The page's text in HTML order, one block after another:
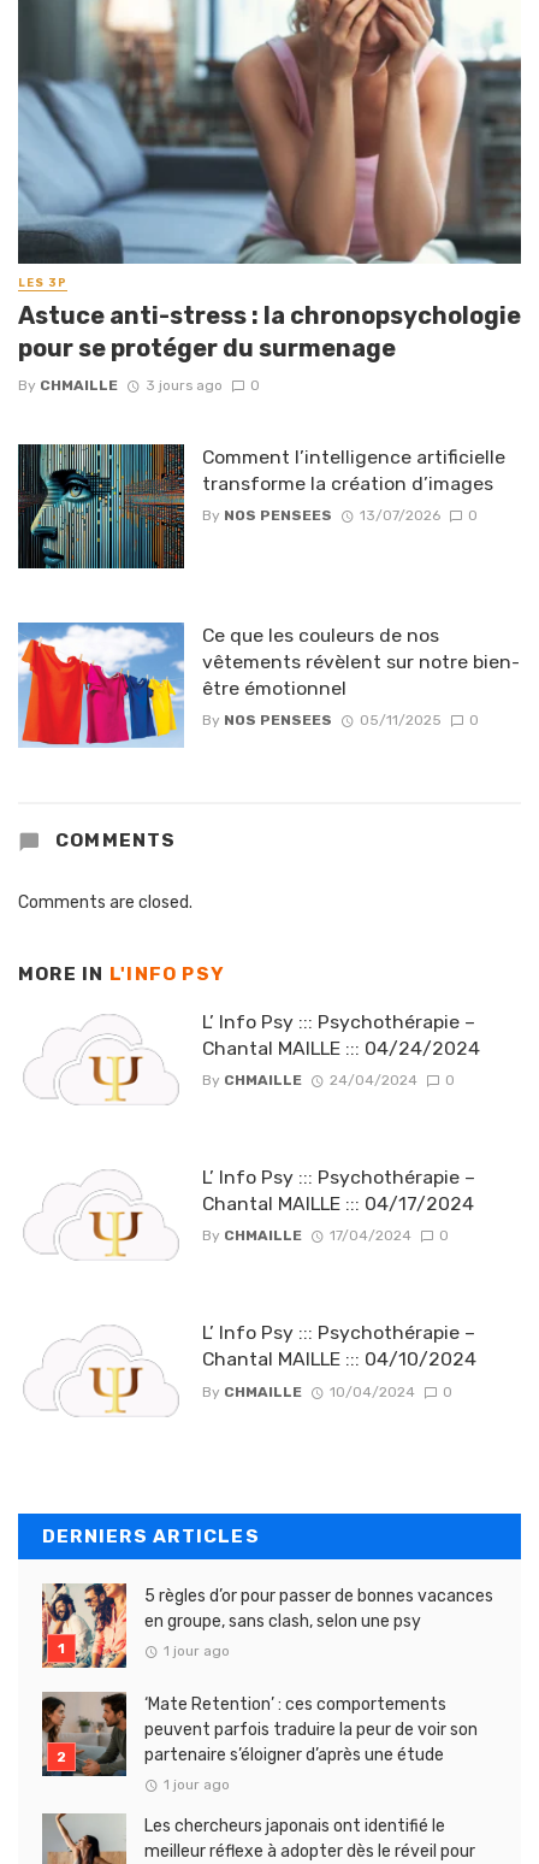
LES 3P
Astuce anti-stress : la chronopsychologie
pour se protéger du surmenage
By CHMAILLE 3 jours ago 0
Comment l’intelligence artificielle
transforme la création d’images
By NOS PENSEES 13/07/2026 0
Ce que les couleurs de nos
vêtements révèlent sur notre bien-
être émotionnel
By NOS PENSEES 05/11/2025 0
COMMENTS
Comments are closed.
MORE IN L'INFO PSY
L’ Info Psy ::: Psychothérapie –
Chantal MAILLE ::: 04/24/2024
By CHMAILLE 24/04/2024 0
L’ Info Psy ::: Psychothérapie –
Chantal MAILLE ::: 04/17/2024
By CHMAILLE 17/04/2024 0
L’ Info Psy ::: Psychothérapie –
Chantal MAILLE ::: 04/10/2024
By CHMAILLE 10/04/2024 0
DERNIERS ARTICLES
5 règles d’or pour passer de bonnes vacances
en groupe, sans clash, selon une psy
1 jour ago
‘Mate Retention’ : ces comportements
peuvent parfois traduire la peur de voir son
partenaire s’éloigner d’après une étude
1 jour ago
Les chercheurs japonais ont identifié le
meilleur réflexe à adopter dès le réveil pour